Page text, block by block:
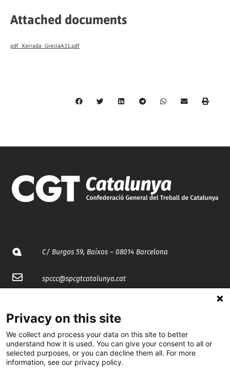
Attached documents
pdf_Xerrada_GreciaA31.pdf
C/ Burgos 59, Baixos – 08014 Barcelona
spccc@spcgtcatalunya.cat
@CGTCatalunya
cgtcatalunya
Privacy on this site
We collect and process your data on this site to better
understand how it is used. You can give your consent to all or
selected purposes, or you can decline them all. For more
information, see our privacy policy.